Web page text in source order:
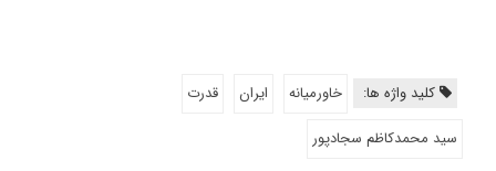
کلید واژه ها: خاورمیانه ایران
قدرت
سيد محمدكاظم سجادپور